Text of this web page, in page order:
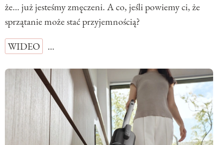
że… już jesteśmy zmęczeni. A co, jeśli powiemy ci, że
sprzątanie może stać przyjemnością?
WIDEO
…